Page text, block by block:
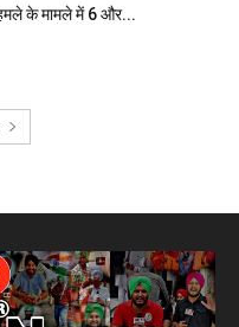
हमले के मामले में 6 और...